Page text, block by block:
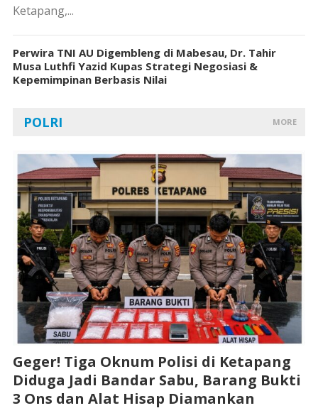
Ketapang,...
Perwira TNI AU Digembleng di Mabesau, Dr. Tahir
Musa Luthfi Yazid Kupas Strategi Negosiasi &
Kepemimpinan Berbasis Nilai
POLRI MORE
Geger! Tiga Oknum Polisi di Ketapang
Diduga Jadi Bandar Sabu, Barang Bukti
3 Ons dan Alat Hisap Diamankan